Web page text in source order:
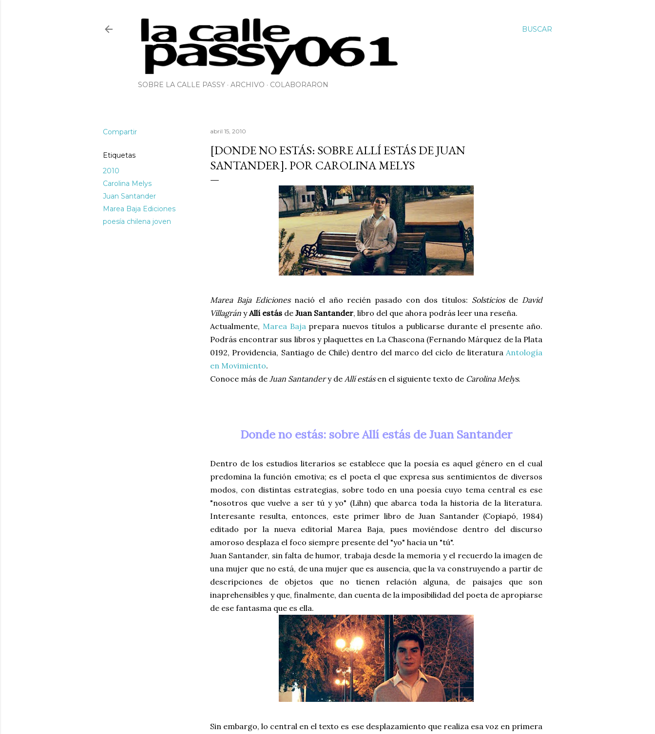
BUSCAR
SOBRE LA CALLE PASSY ARCHIVO COLABORARON
Compartir
Etiquetas
2010
Carolina Melys
Juan Santander
Marea Baja Ediciones
poesía chilena joven
abril 15, 2010
[DONDE NO ESTÁS: SOBRE ALLÍ ESTÁS DE JUAN
SANTANDER]. POR CAROLINA MELYS
Marea Baja Edicionesnació el año recién pasado con dos títulos: Solsticios de David
Villagrán yAllí estás de Juan Santander, libro del que ahora podrás leer una reseña.
Actualmente, Marea Baja prepara nuevos títulos a publicarse durante el presente año.
Podrás encontrar sus libros y plaquettes en La Chascona (Fernando Márquez de la Plata
0192, Providencia, Santiago de Chile) dentro del marco del ciclo de literatura Antología
en Movimiento.
Conoce más de Juan Santandery de Allí estásen el siguiente texto de Carolina Melys.
Donde no estás: sobre Allí estás de Juan Santander
Dentro de los estudios literarios se establece que la poesía es aquel género en el cual
predomina la función emotiva; es el poeta el que expresa sus sentimientos de diversos
modos, con distintas estrategias, sobre todo en una poesía cuyo tema central es ese
"nosotros que vuelve a ser tú y yo" (Lihn) que abarca toda la historia de la literatura.
Interesante resulta, entonces, este primer libro de Juan Santander (Copiapó, 1984)
editado por la nueva editorial Marea Baja, pues moviéndose dentro del discurso
amoroso desplaza el foco siempre presente del "yo" hacia un "tú".
Juan Santander, sin falta de humor, trabaja desde la memoria y el recuerdo la imagen de
una mujer que no está, de una mujer que es ausencia, que la va construyendo a partir de
descripciones de objetos que no tienen relación alguna, de paisajes que son
inaprehensibles y que, finalmente, dan cuenta de la imposibilidad del poeta de apropiarse
de ese fantasma que es ella.
Sin embargo, lo central en el texto es ese desplazamiento que realiza esa voz en primera